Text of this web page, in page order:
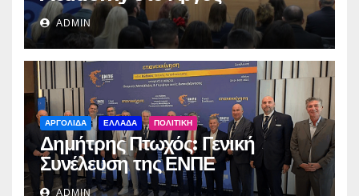
ADMIN
ΑΡΓΟΛΙΔΑ ΕΛΛΑΔΑ ΠΟΛΙΤΙΚΗ
Δημήτρης Πτωχός: Γενική
Συνέλευση της ΕΝΠΕ
ADMIN